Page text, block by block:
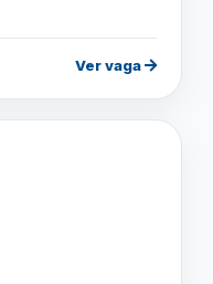
Ver vaga